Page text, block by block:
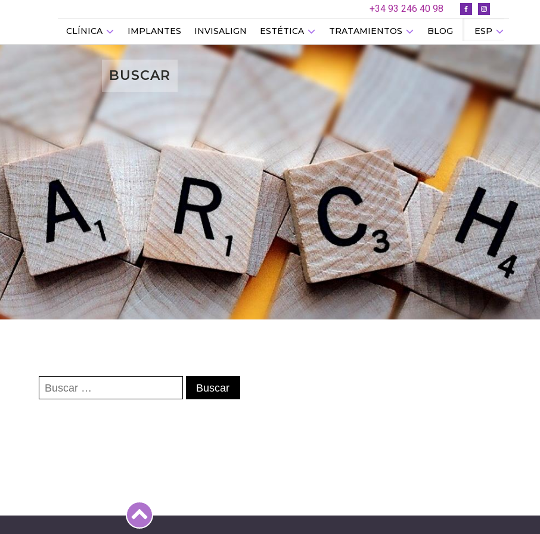
+34 93 246 40 98
CLÍNICA IMPLANTES INVISALIGN ESTÉTICA TRATAMIENTOS BLOG ESP
BUSCAR
Buscar: